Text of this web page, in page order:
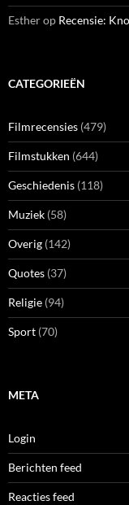
Estherop Recensie:
CATEGORIEËN
Filmrecensies (479)
Filmstukken (644)
Geschiedenis (118)
Muziek (58)
Overig (142)
Quotes (37)
Religie (94)
Sport (70)
META
Login
Berichten feed
Reacties feed